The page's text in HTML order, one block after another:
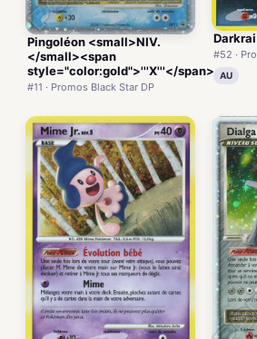
Pingoléon <small>NIV.
</small><span
style="color:gold">'''X'''</span>
#11 · Promos Black Star DP
Darkrai
#52 ·
AU